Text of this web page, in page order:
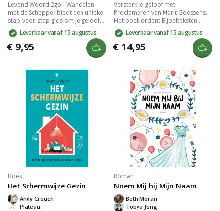
Levend Woord 2go - Wandelen
met de Schepper biedt een unieke
stap-voor-stap gids om je geloof
te verdiepen en een intieme relatie
met God op te bouwen. Dit boek
nodigt je uit om dagelijks te
wandelen in Zijn aanwezigheid,
geestelijke leven en ervaar de
vreugde van het samen zijn met de
Leverbaar vanaf 15 augustus
€ 9,95
Versterk je geloof met
Proclameren van Marit Goessens.
Het boek ordent Bijbelteksten
overzichtelijk, zodat je snel steun
en beloften kunt vinden voor je
dagelijks leven. Leer de kracht van
het uitspreken van Gods Woord en
ontdek je identiteit in Christus.
volwassenen.
Leverbaar vanaf 15 augustus
€ 14,95
Boek
Het Schermwijze Gezin
Plateau
Andy Crouch
Roman
Noem Mij bij Mijn Naam
Tobya Jong
Beth Moran